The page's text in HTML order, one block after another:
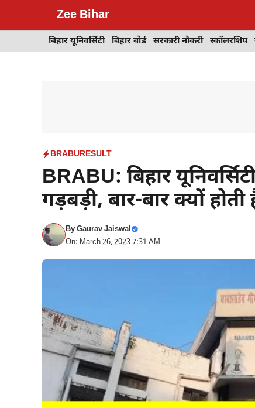
Zee Bihar
बिहार यूनिवर्सिटी बिहार बोर्ड सरकारी नौकरी स्कॉलरशिप
BRABURESULT
BRABU: बिहार
गड़बड़ी, बार-बार क्यों होती
ByGaurav Jaiswal
On: March 26, 2023 7:31 AM